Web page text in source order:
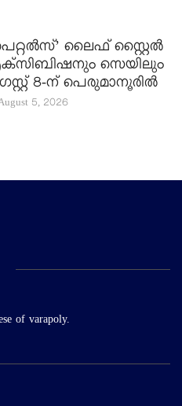
ലൈഫ് സ്റ്റൈൽ
സെയിലും
8-ന് പെരുമാനൂരിൽ
5, 2026
of varapoly.